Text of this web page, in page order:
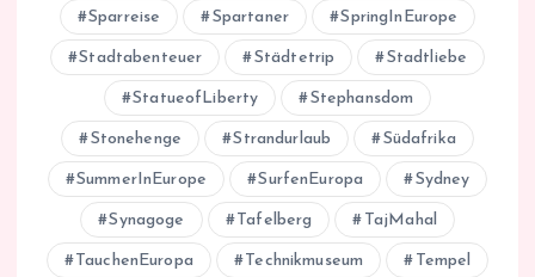
Sparreise Spartaner SpringInEurope
Stadtabenteuer Städtetrip Stadtliebe
StatueofLiberty Stephansdom
Stonehenge Strandurlaub Südafrika
SummerInEurope SurfenEuropa Sydney
Synagoge Tafelberg TajMahal
TauchenEuropa Technikmuseum Tempel